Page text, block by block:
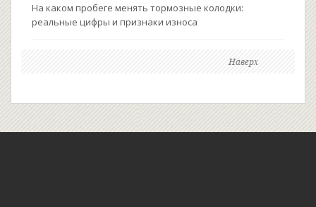
На каком пробеге менять тормозные колодки:
реальные цифры и признаки износа
Наверх